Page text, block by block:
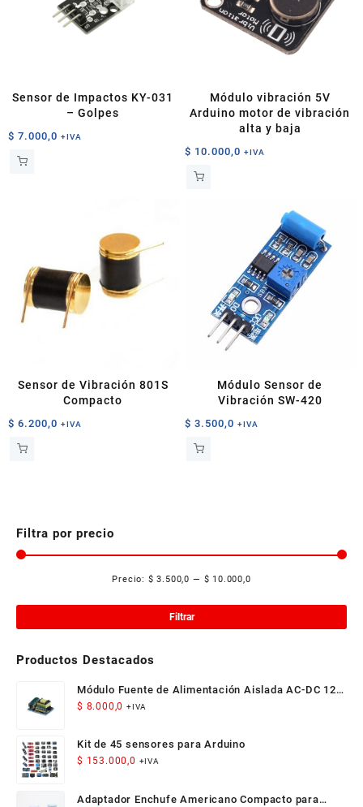
Sensor de Impactos KY-031
– Golpes
$ 7.000,0 +IVA
Módulo vibración 5V
Arduino motor de vibración
alta y baja
$ 10.000,0 +IVA
Sensor de Vibración 801S
Compacto
$ 6.200,0 +IVA
Módulo Sensor de
Vibración SW-420
$ 3.500,0 +IVA
Filtra por precio
Filtrar
Precio: $ 3.500,0 — $ 10.000,0
Productos Destacados
Módulo Fuente de Alimentación Aislada AC-DC 12V
300mA 3.5W
$ 8.000,0 +IVA
Kit de 45 sensores para Arduino
$ 153.000,0 +IVA
Adaptador Enchufe Americano Compacto para